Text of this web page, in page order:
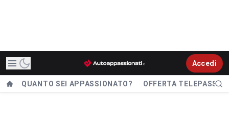
Accedi
QUANTO SEI APPASSIONATO? OFFERTA TELEPASS